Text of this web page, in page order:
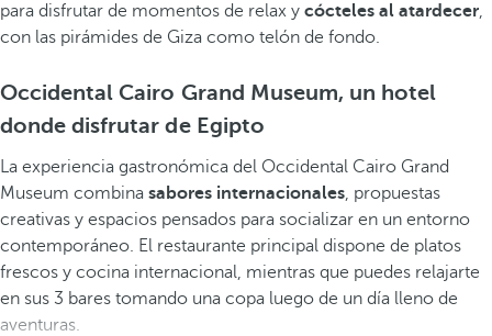
para disfrutar de momentos de relax y cócteles al atardecer,
con las pirámides de Giza como telón de fondo.
Occidental Cairo Grand Museum, un hotel
donde disfrutar de Egipto
La experiencia gastronómica del Occidental Cairo Grand
Museum combina sabores internacionales, propuestas
creativas y espacios pensados para socializar en un entorno
contemporáneo. El restaurante principal dispone de platos
frescos y cocina internacional, mientras que puedes relajarte
en sus 3 bares tomando una copa luego de un día lleno de
aventuras.